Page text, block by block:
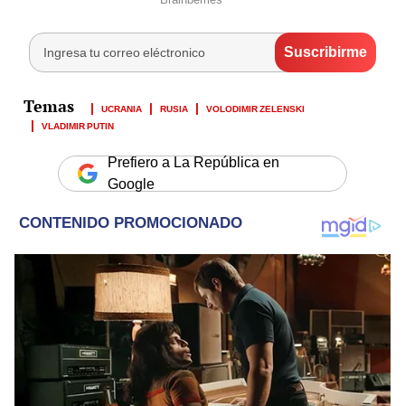
UCRANIA RUSIA
VOLODIMIR ZELENSKI
VLADIMIR PUTIN
Prefiero a La República en
Google